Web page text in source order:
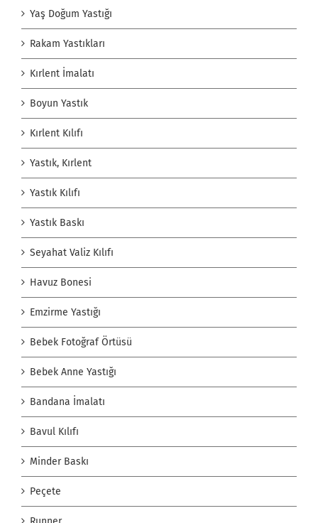
Yaş Doğum Yastığı
Rakam Yastıkları
Kırlent İmalatı
Boyun Yastık
Kırlent Kılıfı
Yastık, Kırlent
Yastık Kılıfı
Yastık Baskı
Seyahat Valiz Kılıfı
Havuz Bonesi
Emzirme Yastığı
Bebek Fotoğraf Örtüsü
Bebek Anne Yastığı
Bandana İmalatı
Bavul Kılıfı
Minder Baskı
Peçete